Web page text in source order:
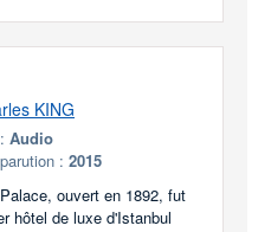
KING
Audio
: 2015
ouvert en 1892, fut
hôtel de luxe d'Istanbul